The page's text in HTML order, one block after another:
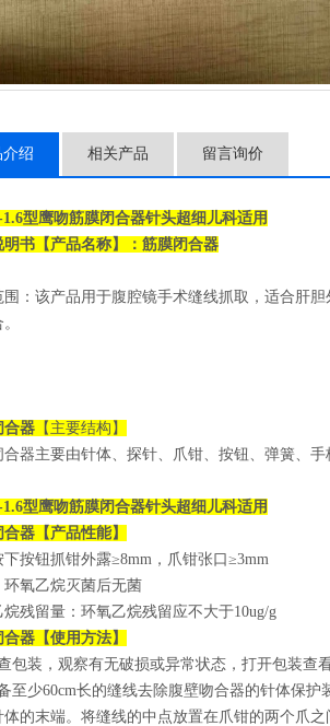
介绍 相关产品 留言询价
型鹰吻筋膜闭合器针头超细儿科适用
书【产品名称】： 筋膜闭合器
围：该产品用于腹腔镜手术缝线抓取，适合肝
合器 【主要结构】
合器主要由针体、探针、爪钳、按钮、弹簧、手
型鹰吻筋膜闭合器针头超细儿科适用
合器 【产品性能】
下按钮抓钳外露≥8mm，爪钳张口≥3mm
环氧乙烷灭菌后无菌
烷残留量：环氧乙烷残留应不大于10ug/g
合器 【使用方法】
包装，观察有无破损或异常状态，打开包装查
至少60cm长的缝线去除腹壁吻合器的针体保
体的末端。将缝线的中点放置在爪钳的两个爪